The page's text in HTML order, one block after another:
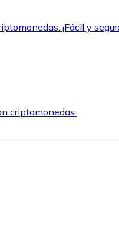
¡Fácil y
criptomonedas.
pago.